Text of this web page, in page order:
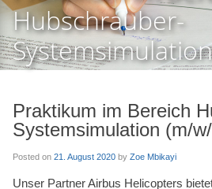
Hubschrauber-
Praktikum im Bereich
Systemsimulation (m/
Posted on 21. August 2020 by Zoe Mbikayi
Unser Partner Airbus Helicopters